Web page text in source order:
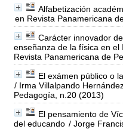
Alfabetización
en Revista Panamericana
Carácter innovador
enseñanza de la física en el
Revista Panamericana de
El exámen público o
/ Irma Villalpando
Pedagogía, n.20 (2013)
El pensamiento de
del educando / Jorge